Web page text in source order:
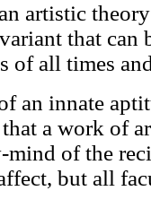
artistic
that can
of all times
an innate
a work of
of the
but all